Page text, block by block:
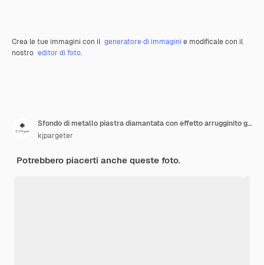
Crea le tue immagini con il generatore di immagini e modificale con il
nostro editor di foto.
Sfondo di metallo piastra diamantata con effetto arrugginito grunge
kjpargeter
Potrebbero piacerti anche queste foto.